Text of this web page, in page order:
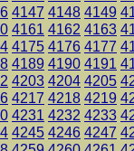
4147 4148 4149
4161 4162 4163
4175 4176 4177
4189 4190 4191
4203 4204 4205
4217 4218 4219
4231 4232 4233
4245 4246 4247